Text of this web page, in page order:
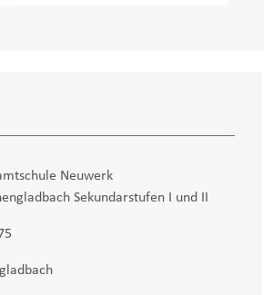
Neuwerk
Sekundarstufen I und II